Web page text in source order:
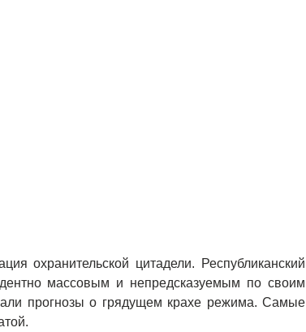
охранительской цитадели. Республиканский
массовым и непредсказуемым по своим
прогнозы о грядущем крахе режима. Самые